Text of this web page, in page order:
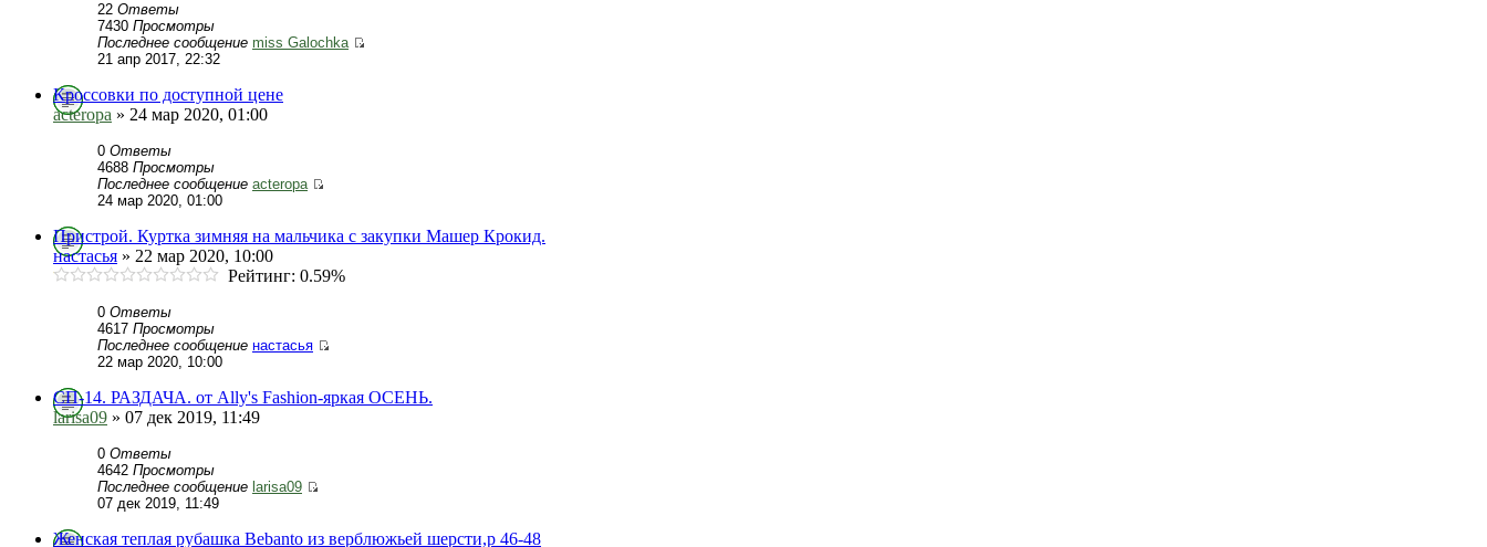
22 Ответы
7430 Просмотры
Последнее сообщение miss Galochka
21 апр 2017, 22:32
Кроссовки по доступной цене
acteropa » 24 мар 2020, 01:00
0 Ответы
4688 Просмотры
Последнее сообщение acteropa
24 мар 2020, 01:00
Пристрой. Куртка зимняя на мальчика с закупки Машер Крокид.
настасья » 22 мар 2020, 10:00
Рейтинг: 0.59%
0 Ответы
4617 Просмотры
Последнее сообщение настасья
22 мар 2020, 10:00
СП-14. РАЗДАЧА. от Ally's Fashion-яркая ОСЕНЬ.
larisa09 » 07 дек 2019, 11:49
0 Ответы
4642 Просмотры
Последнее сообщение larisa09
07 дек 2019, 11:49
Женская теплая рубашка Bebanto из верблюжьей шерсти,р 46-48